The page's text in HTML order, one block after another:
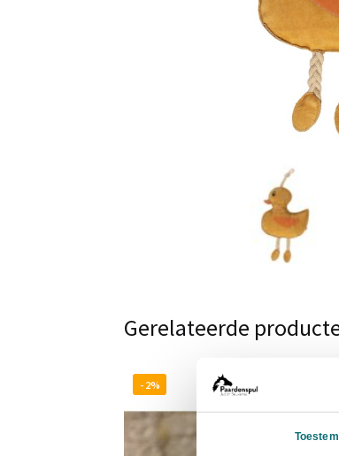
Gerelateerde
- 2%